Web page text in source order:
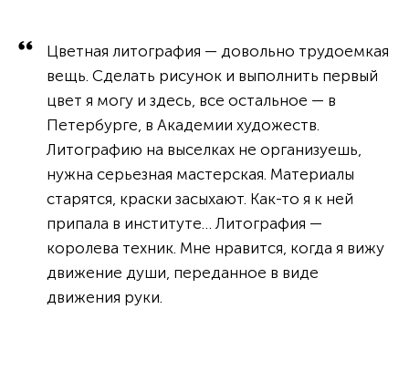
Цветная литография — довольно трудоемкая
вещь. Сделать рисунок и выполнить первый
цвет я могу и здесь, все остальное — в
Петербурге, в Академии художеств.
Литографию на выселках не организуешь,
нужна серьезная мастерская. Материалы
старятся, краски засыхают. Как-то я к ней
припала в институте… Литография —
королева техник. Мне нравится, когда я вижу
движение души, переданное в виде
движения руки.